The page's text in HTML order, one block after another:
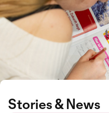
Stories & News